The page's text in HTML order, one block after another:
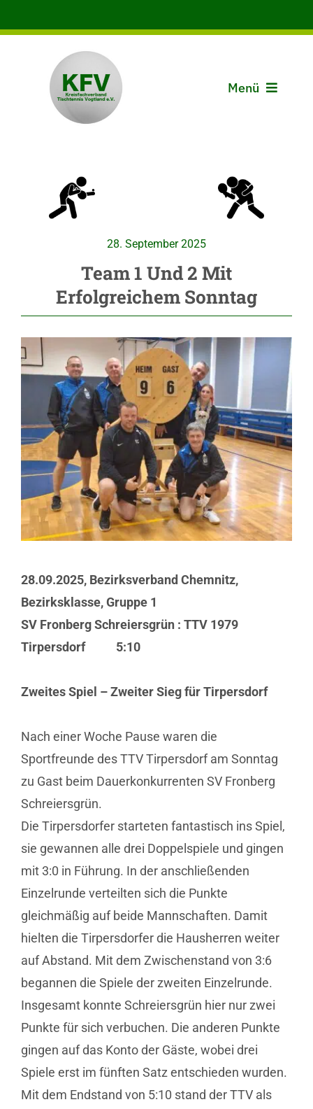
Inhalt
Menü
Spielbetrieb
28. September 2025
Team 1 Und 2 Mit
Erfolgreichem Sonntag
28.09.2025, Bezirksverband Chemnitz,
Bezirksklasse, Gruppe 1
SV Fronberg Schreiersgrün : TTV 1979
Tirpersdorf 5:10
Zweites Spiel – Zweiter Sieg für Tirpersdorf
Nach einer Woche Pause waren die
Sportfreunde des TTV Tirpersdorf am Sonntag
zu Gast beim Dauerkonkurrenten SV Fronberg
Schreiersgrün.
Die Tirpersdorfer starteten fantastisch ins Spiel,
sie gewannen alle drei Doppelspiele und gingen
mit 3:0 in Führung. In der anschließenden
Einzelrunde verteilten sich die Punkte
gleichmäßig auf beide Mannschaften. Damit
hielten die Tirpersdorfer die Hausherren weiter
auf Abstand. Mit dem Zwischenstand von 3:6
begannen die Spiele der zweiten Einzelrunde.
Insgesamt konnte Schreiersgrün hier nur zwei
Punkte für sich verbuchen. Die anderen Punkte
gingen auf das Konto der Gäste, wobei drei
Spiele erst im fünften Satz entschieden wurden.
Mit dem Endstand von 5:10 stand der TTV als